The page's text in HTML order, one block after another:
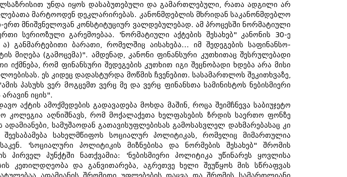
უნდა იყოს დასაბუთებული და გამართლებული, რათა ადგილი არ
მარტოოდენ დეკლარირებას. კანონმდებლის მხრიდან საკანონმდებლო
ერთ მნიშვნელოვან კონსტიტუციურ ვალდებულებად. ამ პროცესში ნორმატიული
სერიოზული გარემოებაა. 'ნორმატიული აქტების შესახებ" კანონის 30-ე
ბარათი, რომელშიც აისახება... იმ შედეგების საფინანსო-
მიღება (გამოცემა)". ამდენად, კანონი ფინანსური კუთხითაც შესრულებადი
რომ ფინანსური შედეგების კუთხით იგი შეცნობადი ხდება არა მისი
ეს კიდეც დადასტურდა მოწმის ჩვენებით. სასამართლოს შეკითხვაზე,
პასუხს ვერ მოგცემთ ვერც მე და ვერც ფინანსთა სამინისტოს ნებისმიერი
იცის".
აქტის ამოქმედების გადავადება მოხდა მაშინ, როცა შეიმჩნევა საბიუჯეტო
კოლეგია აღნიშნავს, რომ მოქალაქეთა ხელფასების ზრდის საერთო ფონზე
სამუშაოდან გათავისუფლებისას გამოსასვლელ დახმარებასაც კი
სახელმწიფოს სოციალურ პოლიტიკას, რომელიც მიმართულია
'სოციალური პოლიტიკის მიზნებისა და ნორმების შესახებ" შრომის
პირველ პუნქტში ნათქვამია: 'ნებისმიერი პოლიტიკა უწინარეს ყოვლისა
კეთილდღეობა და განვითარება, აგრეთვე ხელი შეუწყოს მის სწრაფვას